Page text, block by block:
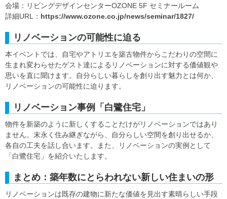
会場：リビングデザインセンターOZONE 5F セミナールーム
詳細URL： https://www.ozone.co.jp/news/seminar/1827/
リノベーションの可能性に迫る
本イベントでは、自宅やアトリエを築古物件からこだわりの空間に
生まれ変わらせたゲスト達によるリノベーションに対する価値観や
思いを直に聞けます。自分らしい暮らしを創り出す魅力とは何か、
リノベーションの可能性に迫ります。
リノベーション事例「白鷺住宅」
物件を新築のように新しくすることだけがリノベーションではあり
ません。末永く住み継ぎながら、自分らしい空間を創り出せるか、
各自の工夫を話し合います。また、リノベーションの実例として
「白鷺住宅」を紹介いたします。
まとめ：築年数にとらわれない新しい住まいの形
リノベーションは既存の建物に新たな価値を見出す素晴らしい手段